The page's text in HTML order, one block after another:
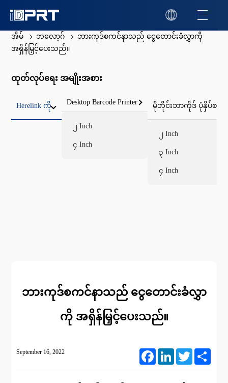
အိမ် ဘလော့ဂ်
ဘားကုဒ်စကင်နာသည် ငွေတောင်းခံလွှာကို
အရှိန်မြှင့်ပေးသည်။
ထုတ်လုပ်ရေး အမျိုးအစား
Herelink ကို Desktop Barcode Printer
၂ Inch
၄ Inch
မိုဘိုင်းဘာကိုဒ် ပုံနှိပ်စက်
၂ Inch
၃ Inch
၄ Inch
ဘားကုဒ်စကင်နာသည် ငွေတောင်းခံလွှာ
ကို အရှိန်မြှင့်ပေးသည်။
September 16, 2022 FacebookLinkedIn Twitter